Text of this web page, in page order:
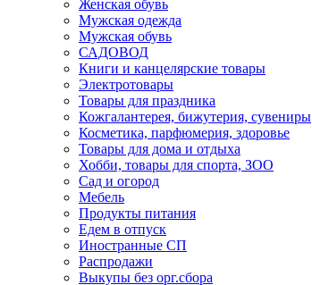
Женская обувь
Мужская одежда
Мужская обувь
САДОВОД
Книги и канцелярские товары
Электротовары
Товары для праздника
Кожгалантерея, бижутерия, сувениры
Косметика, парфюмерия, здоровье
Товары для дома и отдыха
Хобби, товары для спорта, ЗОО
Сад и огород
Мебель
Продукты питания
Едем в отпуск
Иностранные СП
Распродажи
Выкупы без орг.сбора